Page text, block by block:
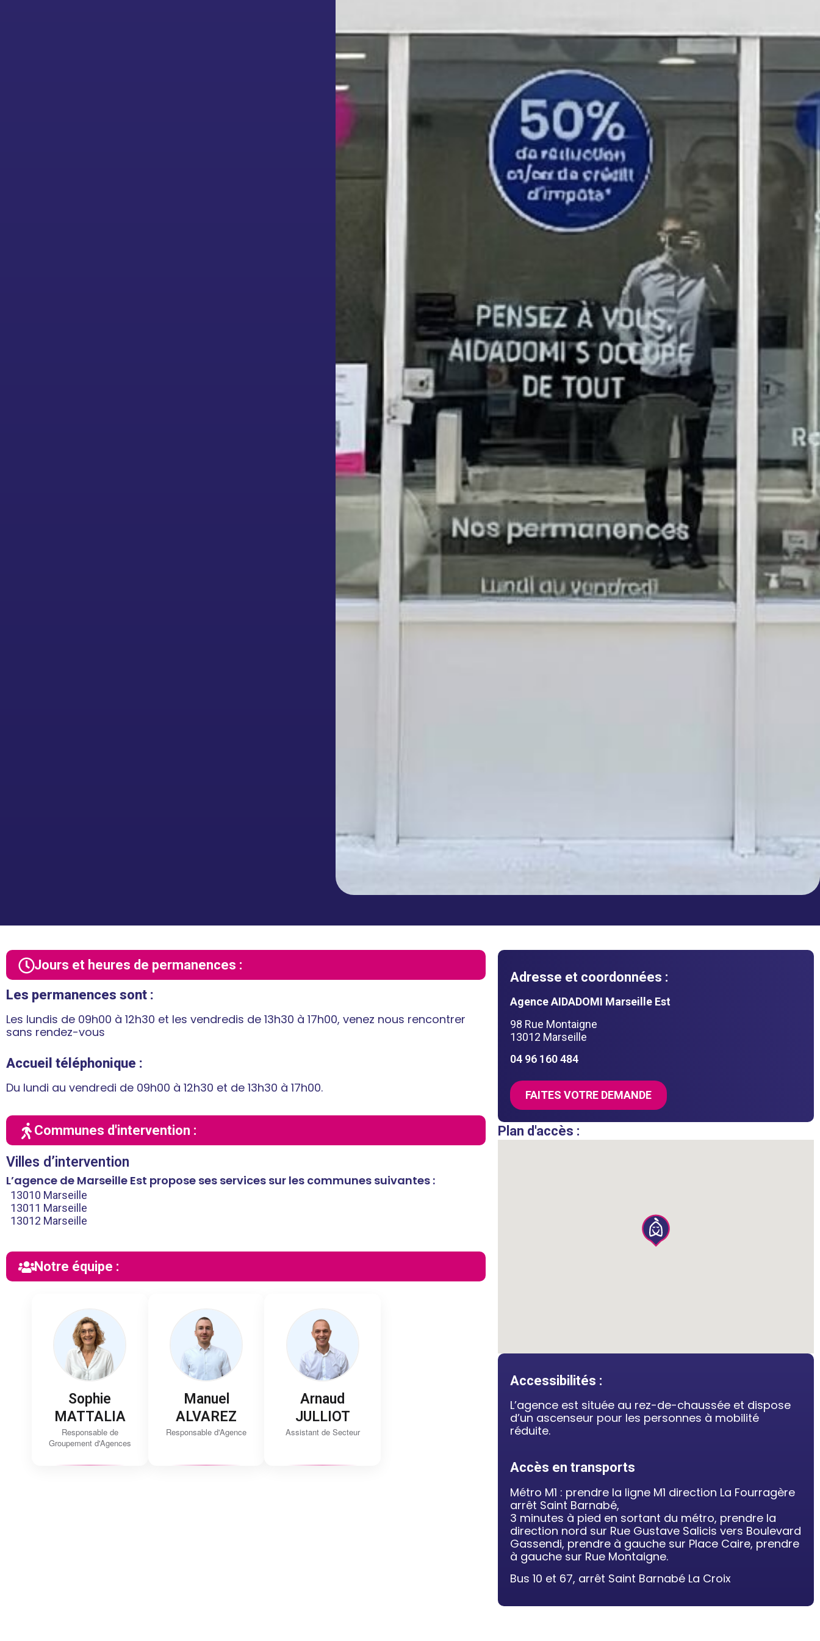
Jours et heures de permanences :
Les permanences sont :
Les lundis de 09h00 à 12h30 et les vendredis de 13h30 à 17h00, venez nous rencontrer
sans rendez-vous
Accueil téléphonique :
Du lundi au vendredi de 09h00 à 12h30 et de 13h30 à 17h00.
Communes d'intervention :
Villes d’intervention
L’agence de Marseille Est propose ses services sur les communes suivantes :
13010 Marseille
13011 Marseille
13012 Marseille
Notre équipe :
Sophie
MATTALIA
Responsable de
Groupement d'Agences
Manuel
ALVAREZ
Responsable d'Agence
Arnaud
JULLIOT
Assistant de Secteur
Adresse et coordonnées :
Agence AIDADOMI Marseille Est
98 Rue Montaigne
13012 Marseille
04 96 160 484
FAITES VOTRE DEMANDE
Plan d'accès :
Accessibilités :
L’agence est située au rez-de-chaussée et dispose
d’un ascenseur pour les personnes à mobilité
réduite.
Accès en transports
Métro M1 : prendre la ligne M1 direction La Fourragère
arrêt Saint Barnabé,
3 minutes à pied en sortant du métro, prendre la
direction nord sur Rue Gustave Salicis vers Boulevard
Gassendi, prendre à gauche sur Place Caire, prendre
à gauche sur Rue Montaigne.
Bus 10 et 67, arrêt Saint Barnabé La Croix